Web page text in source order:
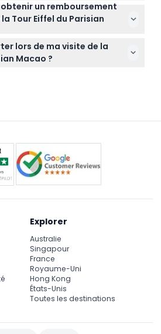
panoramiques fantastiques
plateformes d'observation et
Spectacle d'Illumination
les 15 minutes de 18h15 à
un remboursement
Tour Eiffel du Parisian
remboursables et ne peuvent
assurez-vous que vos plans
lors de ma visite de la
Macao ?
Explorer
Australie
Singapour
France
Royaume-Uni
Hong Kong
États-Unis
Toutes les destinations